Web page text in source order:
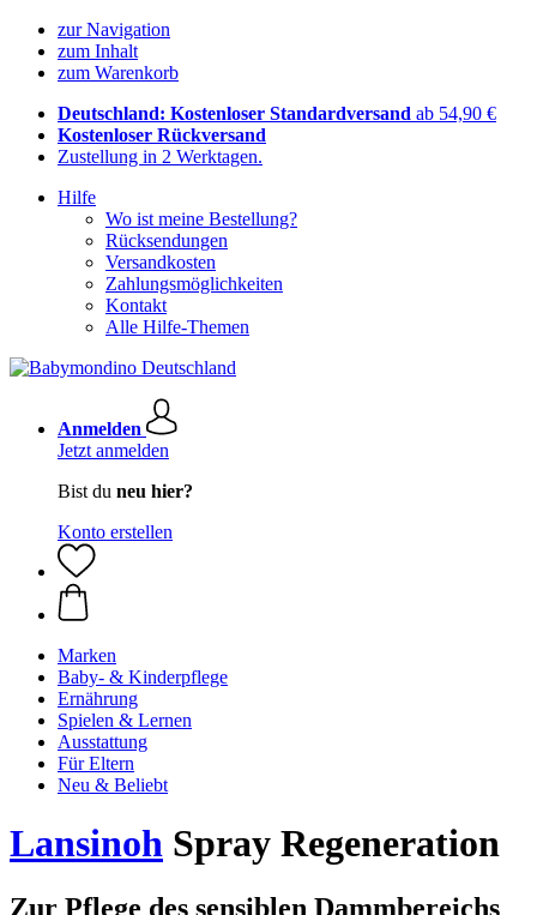
zur Navigation
zum Inhalt
zum Warenkorb
Deutschland: Kostenloser Standardversand ab 54,90 €
Kostenloser Rückversand
Zustellung in 2 Werktagen.
Hilfe
Wo ist meine Bestellung?
Rücksendungen
Versandkosten
Zahlungsmöglichkeiten
Kontakt
Alle Hilfe-Themen
Anmelden
Jetzt anmelden
Bist du neu hier?
Konto erstellen
Marken
Baby- & Kinderpflege
Ernährung
Spielen & Lernen
Ausstattung
Für Eltern
Neu & Beliebt
Lansinoh Spray Regeneration
Zur Pflege des sensiblen Dammbereichs